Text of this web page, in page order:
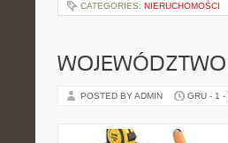
CATEGORIES: NIERUCHOMOŚCI
POSTED BY ADMIN GRU - 1 -